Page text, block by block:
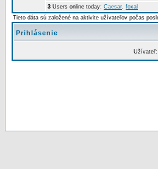
3 Users online today: Caesar, foxal
Tieto dáta sú založené na aktivite užívateľov počas
Prihlásenie
Užívateľ: